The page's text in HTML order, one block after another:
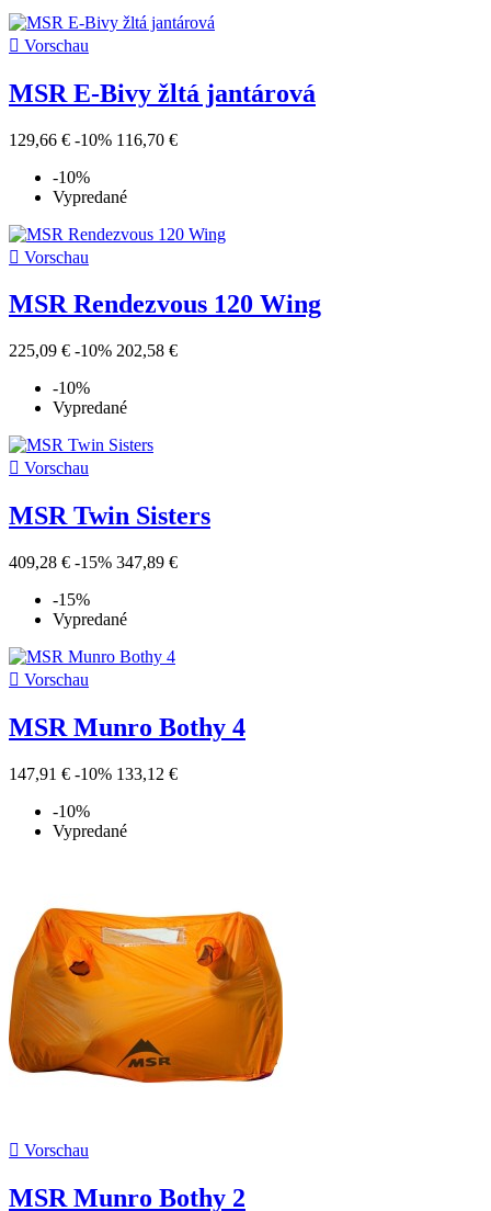
 Vorschau
MSR E-Bivy žltá jantárová
129,66 € -10% 116,70 €
-10%
Vypredané
 Vorschau
MSR Rendezvous 120 Wing
225,09 € -10% 202,58 €
-10%
Vypredané
 Vorschau
MSR Twin Sisters
409,28 € -15% 347,89 €
-15%
Vypredané
 Vorschau
MSR Munro Bothy 4
147,91 € -10% 133,12 €
-10%
Vypredané
 Vorschau
MSR Munro Bothy 2